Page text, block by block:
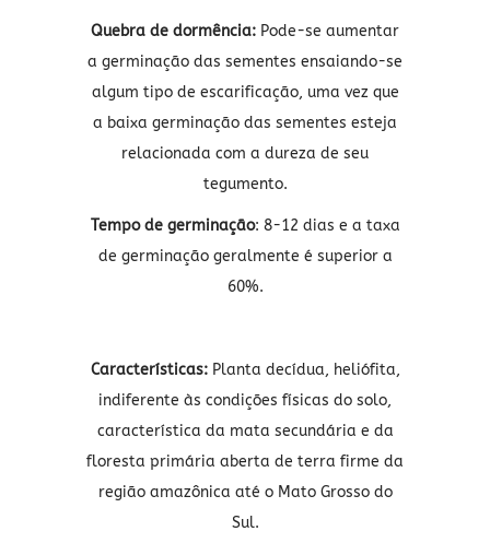
Quebra de dormência: Pode-se aumentar
a germinação das sementes ensaiando-se
algum tipo de escarificação, uma vez que
a baixa germinação das sementes esteja
relacionada com a dureza de seu
tegumento.
Tempo de germinação: 8-12 dias e a taxa
de germinação geralmente é superior a
60%.
Características: Planta decídua, heliófita,
indiferente às condições físicas do solo,
característica da mata secundária e da
floresta primária aberta de terra firme da
região amazônica até o Mato Grosso do
Sul.